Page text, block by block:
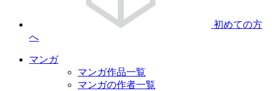
初めての方
へ
マンガ
マンガ作品一覧
マンガの作者一覧